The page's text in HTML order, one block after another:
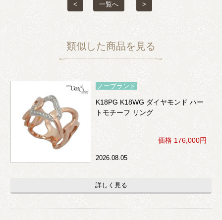
< 一覧へ >
類似した商品を見る
ノーブランド
K18PG K18WG ダイヤモンド ハー
トモチーフ リング
価格 176,000円
2026.08.05
詳しく見る